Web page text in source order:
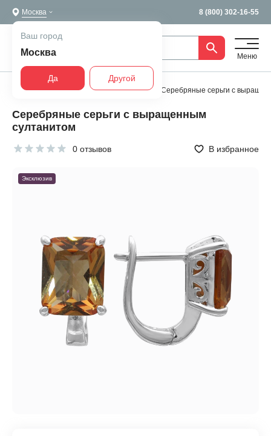
Москва 8 (800) 302-16-55
Ваш город
Москва
Да Другой
Меню
Главная Все украшения Серьги Серебряные серьги с
Серебряные серьги с выращенным
султанитом
0 отзывов В избранное
Эксклюзив